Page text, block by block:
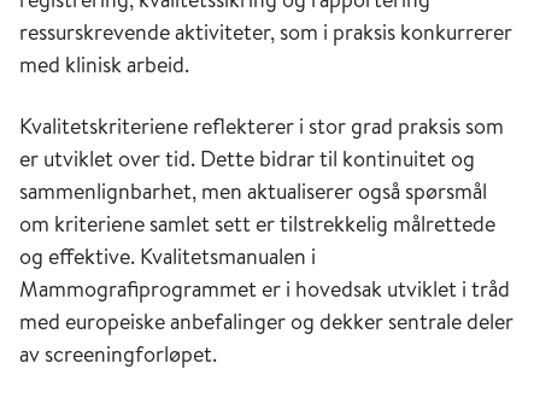
ressurskrevende aktiviteter, som i praksis konkurrerer
med klinisk arbeid.
Kvalitetskriteriene reflekterer i stor grad praksis som
er utviklet over tid. Dette bidrar til kontinuitet og
sammenlignbarhet, men aktualiserer også spørsmål
om kriteriene samlet sett er tilstrekkelig målrettede
og effektive. Kvalitetsmanualen i
Mammografiprogrammet er i hovedsak utviklet i tråd
med europeiske anbefalinger og dekker sentrale deler
av screeningforløpet.